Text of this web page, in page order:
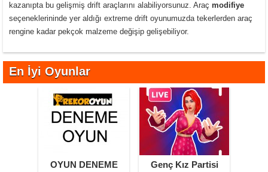
kazanıpta bu gelişmiş drift araçlarını alabiliyorsunuz. Araç modifiye
seçeneklerininde yer aldığı extreme drift oyunumuzda tekerlerden araç
rengine kadar pekçok malzeme değişip gelişebiliyor.
En İyi Oyunlar
OYUN DENEME Genç Kız Partisi